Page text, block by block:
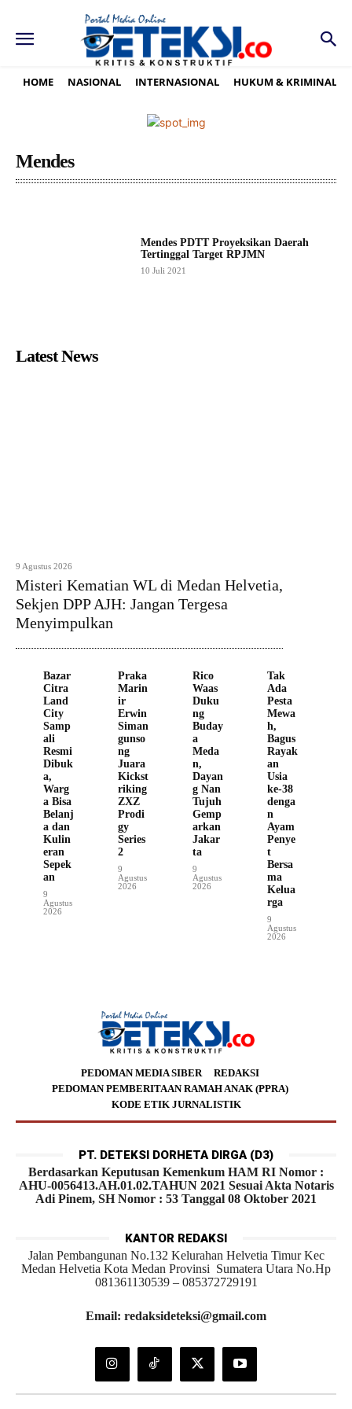
HOME NASIONAL INTERNASIONAL HUKUM & KRIMINAL
Mendes
Mendes PDTT Proyeksikan Daerah
Tertinggal Target RPJMN
10 Juli 2021
Latest News
9 Agustus 2026
Misteri Kematian WL di Medan Helvetia,
Sekjen DPP AJH: Jangan Tergesa
Menyimpulkan
Bazar
Citra
Land
City
Samp
ali
Resmi
Dibuk
a,
Warg
a Bisa
Belanj
a dan
Kulin
eran
Sepek
an
9
Agustus
2026
Praka
Marin
ir
Erwin
Siman
gunso
ng
Juara
Kickst
riking
ZXZ
Prodi
gy
Series
2
9
Agustus
2026
Rico
Waas
Duku
ng
Buday
a
Meda
n,
Dayan
g Nan
Tujuh
Gemp
arkan
Jakar
ta
9
Agustus
2026
Tak
Ada
Pesta
Mewa
h,
Bagus
Rayak
an
Usia
ke-38
denga
n
Ayam
Penye
t
Bersa
ma
Kelua
rga
9
Agustus
2026
PEDOMAN MEDIA SIBER
REDAKSI
PEDOMAN PEMBERITAAN RAMAH ANAK (PPRA)
KODE ETIK JURNALISTIK
PT. DETEKSI DORHETA DIRGA (D3)
Berdasarkan Keputusan Kemenkum HAM RI Nomor :
AHU-0056413.AH.01.02.TAHUN 2021 Sesuai Akta Notaris
Adi Pinem, SH Nomor : 53 Tanggal 08 Oktober 2021
KANTOR REDAKSI
Jalan Pembangunan No.132 Kelurahan Helvetia Timur Kec
Medan Helvetia Kota Medan Provinsi Sumatera Utara No.Hp
081361130539 – 085372729191
Email: redaksideteksi@gmail.com